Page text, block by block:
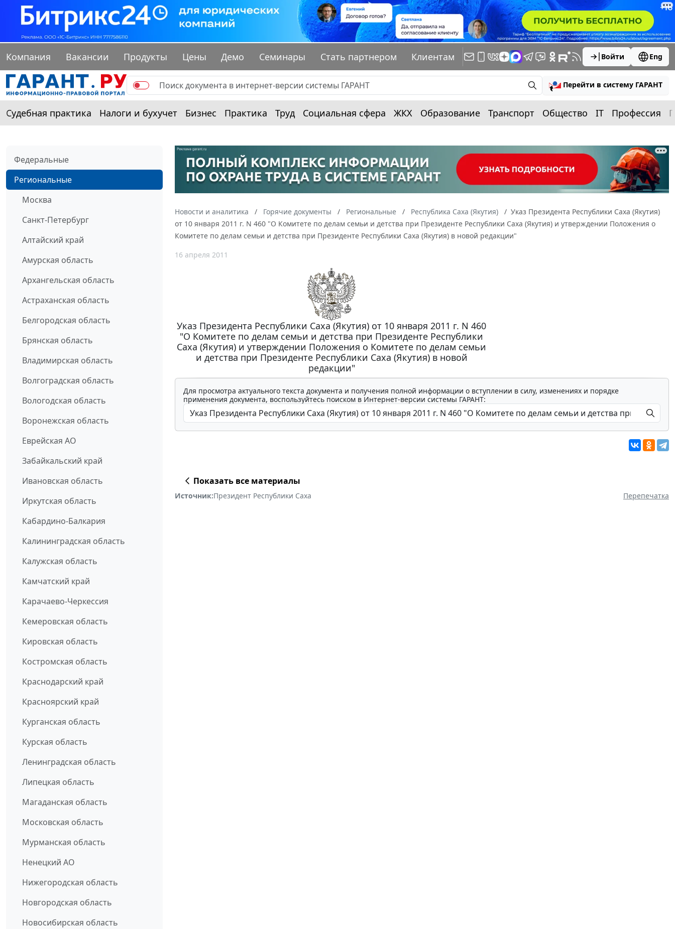
Компания Вакансии Продукты Цены Демо Семинары Стать партнером Клиентам Войти Eng
Перейти в систему ГАРАНТ
Судебная практика Налоги и бухучет Бизнес Практика Труд Социальная сфера ЖКХ Образование Транспорт Общество IT Профессия
Федеральные
Региональные
Москва
Санкт-Петербург
Алтайский край
Амурская область
Архангельская область
Астраханская область
Белгородская область
Брянская область
Владимирская область
Волгоградская область
Вологодская область
Воронежская область
Еврейская АО
Забайкальский край
Ивановская область
Иркутская область
Кабардино-Балкария
Калининградская область
Калужская область
Камчатский край
Карачаево-Черкессия
Кемеровская область
Кировская область
Костромская область
Краснодарский край
Красноярский край
Курганская область
Курская область
Ленинградская область
Липецкая область
Магаданская область
Московская область
Мурманская область
Ненецкий АО
Нижегородская область
Новгородская область
Новосибирская область
Новости и аналитика Горячие документы Региональные Республика Саха (Якутия)
Указ Президента Республики Саха (Якутия)
от 10 января 2011 г. N 460 "О Комитете по делам семьи и детства при Президенте Республики Саха (Якутия) и утверждении Положения о
Комитете по делам семьи и детства при Президенте Республики Саха (Якутия) в новой редакции"
16 апреля 2011
Указ Президента Республики Саха (Якутия) от 10 января 2011 г. N 460
"О Комитете по делам семьи и детства при Президенте Республики
Саха (Якутия) и утверждении Положения о Комитете по делам семьи
и детства при Президенте Республики Саха (Якутия) в новой
редакции"
Для просмотра актуального текста документа и получения полной информации о вступлении в силу, изменениях и порядке
применения документа, воспользуйтесь поиском в Интернет-версии системы ГАРАНТ:
Показать все материалы
Источник:Президент Республики Саха Перепечатка